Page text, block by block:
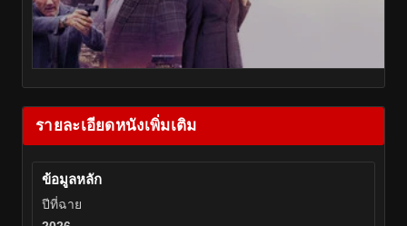
รายละเอียดหนังเพิ่มเติม
ข้อมูลหลัก
ปีที่ฉาย